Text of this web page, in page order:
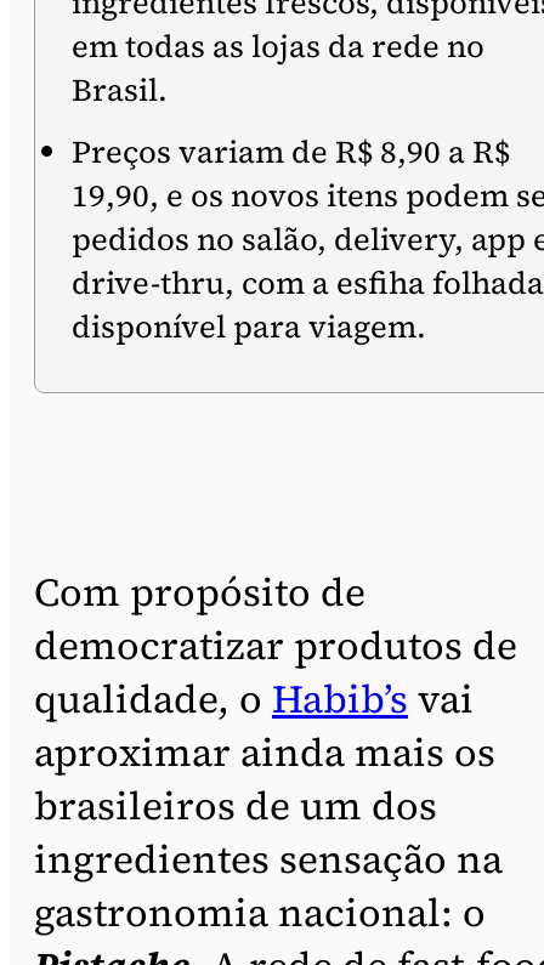
em todas as lojas da rede no
Brasil.
Preços variam de R$ 8,90 a R$
19,90, e os novos itens podem
pedidos no salão, delivery, app
drive-thru, com a esfiha folhada
disponível para viagem.
Com propósito de
democratizar produtos de
qualidade, o Habib’s vai
aproximar ainda mais os
brasileiros de um dos
ingredientes sensação na
gastronomia nacional: o